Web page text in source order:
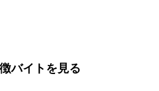
バイトを見る